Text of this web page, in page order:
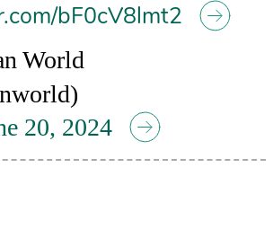
bF0cV8lmt2
World
20, 2024